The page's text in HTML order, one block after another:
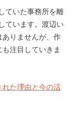
ていた事務所を離
ています。渡辺い
ありませんが、作
注目していきま
れた理由と今の活